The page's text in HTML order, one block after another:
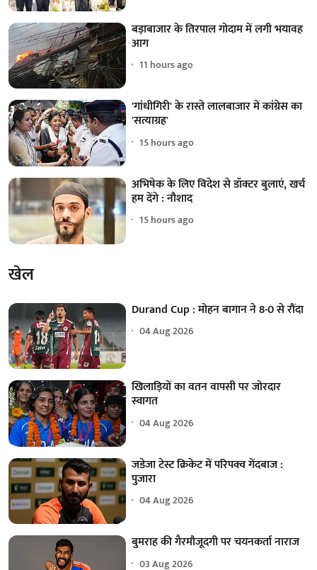
बड़ाबाजार के तिरपाल गोदाम में लगी भयावह
आग
11 hours ago
'गांधीगिरी' के रास्ते लालबाजार में कांग्रेस का
'सत्याग्रह'
15 hours ago
अभिषेक के लिए विदेश से डॉक्टर बुलाएं, खर्च
हम देंगे : नौशाद
15 hours ago
खेल
Durand Cup : मोहन बागान ने 8-0 से रौंदा
04 Aug 2026
खिलाड़ियों का वतन वापसी पर जोरदार
स्वागत
04 Aug 2026
जडेजा टेस्ट क्रिकेट में परिपक्व गेंदबाज :
पुजारा
04 Aug 2026
बुमराह की गैरमौजूदगी पर चयनकर्ता नाराज
03 Aug 2026